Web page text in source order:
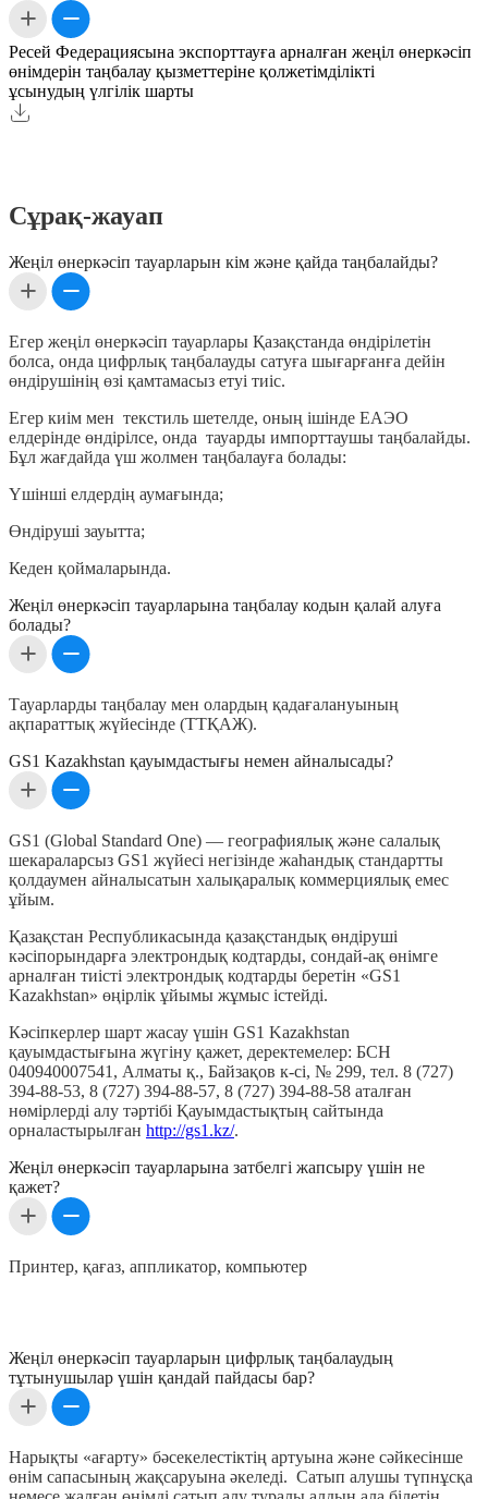
Ресей Федерациясына экспорттауға арналған жеңіл өнеркәсіп
өнімдерін таңбалау қызметтеріне қолжетімділікті
ұсынудың үлгілік шарты
Сұрақ-жауап
Жеңіл өнеркәсіп тауарларын кім және қайда таңбалайды?
Егер жеңіл өнеркәсіп тауарлары Қазақстанда өндірілетін
болса, онда цифрлық таңбалауды сатуға шығарғанға дейін
өндірушінің өзі қамтамасыз етуі тиіс.
Егер киім мен текстиль шетелде, оның ішінде ЕАЭО
елдерінде өндірілсе, онда тауарды импорттаушы таңбалайды.
Бұл жағдайда үш жолмен таңбалауға болады:
Үшінші елдердің аумағында;
Өндіруші зауытта;
Кеден қоймаларында.
Жеңіл өнеркәсіп тауарларына таңбалау кодын қалай алуға
болады?
Тауарларды таңбалау мен олардың қадағалануының
ақпараттық жүйесінде (ТТҚАЖ).
GS1 Kazakhstan қауымдастығы немен айналысады?
GS1 (Global Standard One) — географиялық және салалық
шекараларсыз GS1 жүйесі негізінде жаһандық стандартты
қолдаумен айналысатын халықаралық коммерциялық емес
ұйым.
Қазақстан Республикасында қазақстандық өндіруші
кәсіпорындарға электрондық кодтарды, сондай-ақ өнімге
арналған тиісті электрондық кодтарды беретін «GS1
Kazakhstan» өңірлік ұйымы жұмыс істейді.
Кәсіпкерлер шарт жасау үшін GS1 Kazakhstan
қауымдастығына жүгіну қажет, деректемелер: БСН
040940007541, Алматы қ., Байзақов к-сі, № 299, тел. 8 (727)
394-88-53, 8 (727) 394-88-57, 8 (727) 394-88-58 аталған
нөмірлерді алу тәртібі Қауымдастықтың сайтында
орналастырылған http://gs1.kz/.
Жеңіл өнеркәсіп тауарларына затбелгі жапсыру үшін не
қажет?
Принтер, қағаз, аппликатор, компьютер
Жеңіл өнеркәсіп тауарларын цифрлық таңбалаудың
тұтынушылар үшін қандай пайдасы бар?
Нарықты «ағарту» бәсекелестіктің артуына және сәйкесінше
өнім сапасының жақсаруына әкеледі. Сатып алушы түпнұсқа